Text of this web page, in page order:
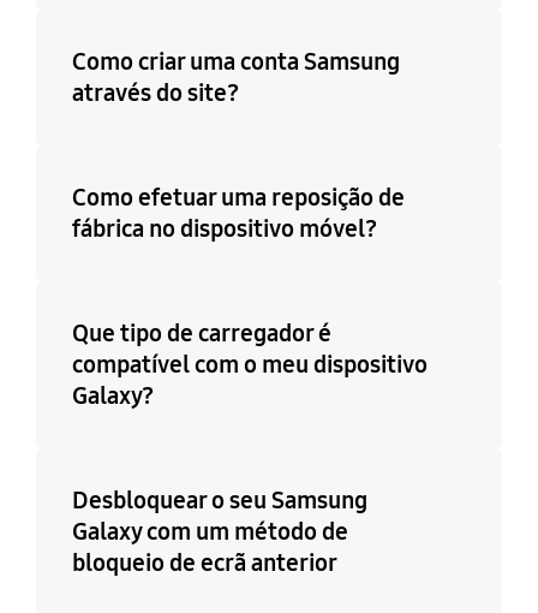
Como criar uma conta Samsung
através do site?
Como efetuar uma reposição de
fábrica no dispositivo móvel?
Que tipo de carregador é
compatível com o meu dispositivo
Galaxy?
Desbloquear o seu Samsung
Galaxy com um método de
bloqueio de ecrã anterior